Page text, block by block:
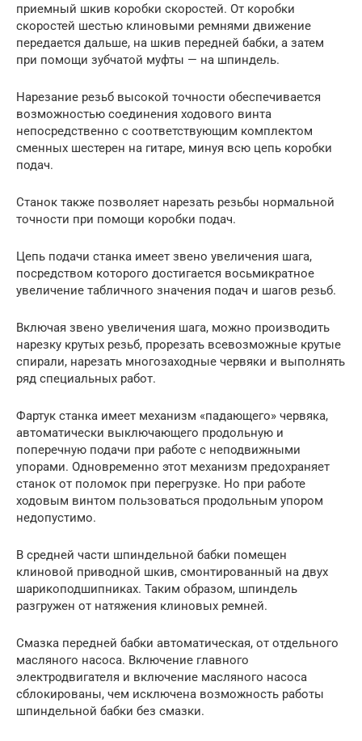
приемный шкив коробки скоростей. От коробки
скоростей шестью клиновыми ремнями движение
передается дальше, на шкив передней бабки, а затем
при помощи зубчатой муфты — на шпиндель.
Нарезание резьб высокой точности обеспечивается
возможностью соединения ходового винта
непосредственно с соответствующим комплектом
сменных шестерен на гитаре, минуя всю цепь коробки
подач.
Станок также позволяет нарезать резьбы нормальной
точности при помощи коробки подач.
Цепь подачи станка имеет звено увеличения шага,
посредством которого достигается восьмикратное
увеличение табличного значения подач и шагов резьб.
Включая звено увеличения шага, можно производить
нарезку крутых резьб, прорезать всевозможные крутые
спирали, нарезать многозаходные червяки и выполнять
ряд специальных работ.
Фартук станка имеет механизм «падающего» червяка,
автоматически выключающего продольную и
поперечную подачи при работе с неподвижными
упорами. Одновременно этот механизм предохраняет
станок от поломок при перегрузке. Но при работе
ходовым винтом пользоваться продольным упором
недопустимо.
В средней части шпиндельной бабки помещен
клиновой приводной шкив, смонтированный на двух
шарикоподшипниках. Таким образом, шпиндель
разгружен от натяжения клиновых ремней.
Смазка передней бабки автоматическая, от отдельного
масляного насоса. Включение главного
электродвигателя и включение масляного насоса
сблокированы, чем исключена возможность работы
шпиндельной бабки без смазки.